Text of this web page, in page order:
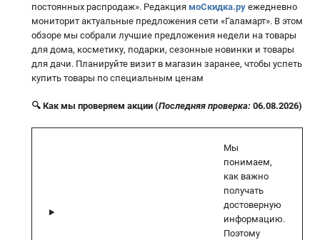
постоянных распродаж». Редакция моСкидка.ру ежедневно
мониторит актуальные предложения сети «Галамарт». В этом
обзоре мы собрали лучшие предложения недели на товары
для дома, косметику, подарки, сезонные новинки и товары
для дачи. Планируйте визит в магазин заранее, чтобы успеть
купить товары по специальным ценам
🔍 Как мы проверяем акции (Последняя проверка: 06.08.2026)
Мы
понимаем,
как важно
получать
достоверную
информацию.
Поэтому